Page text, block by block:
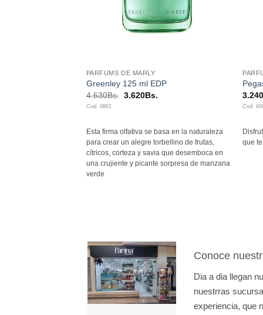
PARFUMS DE MARLY
Greenley 125 ml EDP
4.630Bs. El
4.630Bs..
3.620Bs.
3.620Bs..
Cod. 0861
Esta firma olfativa se basa en la naturaleza
para crear un alegre torbellino de frutas,
cítricos, corteza y savia que desemboca en
una crujiente y picante sorpresa de manzana
verde
3.240
Cod.
que
Conoce
Dia a dia llegan
nuestrras
experiencia, que